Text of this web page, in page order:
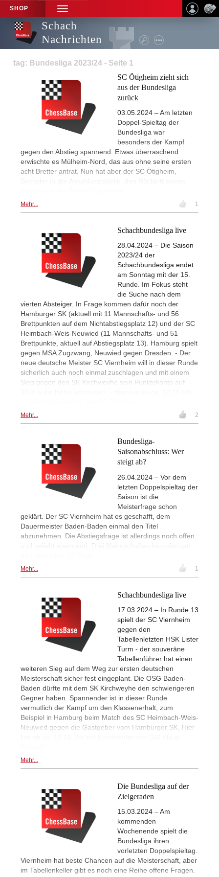
SHOP
TOGGLE
NAVIGATION
Schach
Nachrichten
tag: Bundesliga 2023/24 - Seite 1
SC Ötigheim zieht sich
aus der Bundesliga
zurück
03.05.2024 – Am letzten
Doppel-Spieltag der
Bundesliga war
besonders der Kampf
gegen den Abstieg spannend. Etwas überraschend
erwischte es Mülheim-Nord, das aus ohne seine ersten
acht Bretter antrat. Nun hat aber der SC Ötigheim,
Sechster in der Abschlusstabelle, den Rücktritt seines
Mehr... 1
Schachbundesliga live
28.04.2024 – Die Saison
2023/24 der
Schachbundesliga endet
am Sonntag mit der 15.
Runde. Im Fokus steht
die Suche nach dem
vierten Absteiger. In Frage kommen dafür noch der
Hamburger SK (aktuell mit 11 Mannschafts- und 56
Brettpunkten auf dem Nichtabstiegsplatz 12) und der SC
Heimbach-Weis-Neuwied (11 Mannschafts- und 51
Brettpunkte, aktuell auf Abstiegsplatz 13). Hamburg spielt
gegen MSA Zugzwang, Neuwied gegen Dresden. - Der
neue deutsche Meister SC Viernheim will in dieser Runde
sicherlich auch noch einmal zuschlagen und mit einem
Sieg gegen den SK Kirchweyhe sein Punktekonto auf
Mehr... 2
Bundesliga-
Saisonabschluss: Wer
steigt ab?
26.04.2024 – Vor dem
letzten Doppelspieltag der
Saison ist die
Meisterfrage schon
geklärt. Der SC Viernheim hat es geschafft, dem
Dauermeister Baden-Baden einmal den Titel
abzunehmen. Die Abstiegsfrage ist allerdings noch offen
und beliebt spannend. Drei Mannschaften kämpfen um
Mehr... 1
Schachbundesliga live
17.03.2024 – In Runde 13
spielt der SC Viernheim
gegen den
Tabellenletzten HSK Lister
Turm - der souveräne
Tabellenführer hat einen
weiteren Sieg auf dem Weg zur ersten deutschen
Meisterschaft sicher fest eingeplant. Die OSG Baden-
Baden dürfte mit dem SK Kirchweyhe den schwierigeren
Gegner haben. Spannender ist in dieser Runde
vermutlich der Kampf um den Klassenerhalt, zum
Beispiel in Hamburg beim Match des SC Heimbach-Weis-
Neuwied gegen die Gastgeber vom Hamburger SK. Hier
Mehr...
Die Bundesliga auf der
Zielgeraden
15.03.2024 – Am
kommenden
Wochenende spielt die
Bundesliga ihren
vorletzten Doppelspieltag.
Viernheim hat beste Chancen auf die Meisterschaft, aber
im Tabellenkeller gibt es noch eine Reihe offene Fragen.